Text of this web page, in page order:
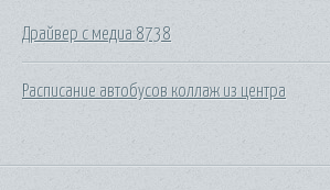
Драйвер с медиа 8738
Расписание автобусов коллаж из центра